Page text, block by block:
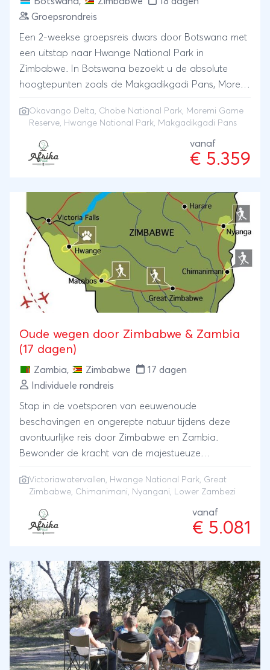
Groepsrondreis
Een 2-weekse groepsreis dwars door Botswana met
een uitstap naar Hwange National Park in
Zimbabwe. In Botswana bezoekt u de absolute
hoogtepunten zoals de Makgadikgadi Pans, Moremi
National Park. Een comfortabele safari met
Zimbabwe met een aaneenschakeling van
hoogtepunten. Overnachtingen vinden plaats in
welke speciaal geselecteerd zijn op de bijzondere
ligging zoals in een National Park of gelegen zijn
aan een rivier.
Okavango Delta, Chobe National Park, Moremi Game
Reserve, Hwange National Park, Makgadikgadi Pans
vanaf
€ 5.359
Oude wegen door Zimbabwe & Zambia
(17 dagen)
Zambia, Zimbabwe
17 dagen
Individuele rondreis
Stap in de voetsporen van eeuwenoude
beschavingen en ongerepte natuur tijdens deze
avontuurlijke reis door Zimbabwe en Zambia.
Bewonder de kracht van de majestueuze
Lower Zambezi en ga op zoek naar wilde dieren in
ruïnes van Great Zimbabwe en wandel door de
adembenemende landschappen van Chimanimani
tot culturele ontdekkingen en spectaculaire
uitzichten, deze reis brengt u langs de mooiste
plekken van zuidelijk Afrika. Laat u verrassen door
de diversiteit van de natuur, de rijke geschiedenis en
de ongeëvenaarde schoonheid van deze
bijzondere regio.
Victoriawatervallen, Hwange National Park, Great
Zimbabwe, Chimanimani, Nyangani, Lower Zambezi
vanaf
€ 5.081